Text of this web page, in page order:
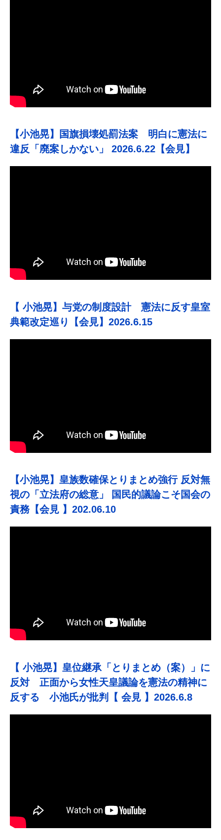
【小池晃】国旗損壊処罰法案 明白に憲法に
違反「廃案しかない」 2026.6.22【会見】
【 小池晃】与党の制度設計 憲法に反す皇室
典範改定巡り【会見】2026.6.15
【小池晃】皇族数確保とりまとめ強行 反対無
視の「立法府の総意」 国民的議論こそ国会の
責務【会見 】202.06.10
【 小池晃】皇位継承「とりまとめ（案）」に
反対 正面から女性天皇議論を憲法の精神に
反する 小池氏が批判【 会見 】2026.6.8